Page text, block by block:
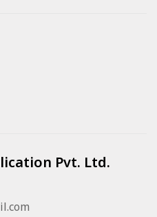
Pvt. Ltd.